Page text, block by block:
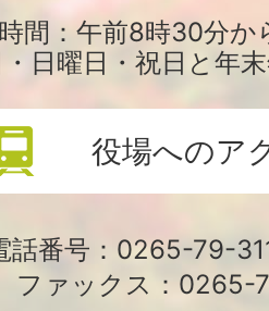
場
間：午前8時30分か
・日曜日・祝日と年
役場へのア
話番号：0265-79-
ファックス：0265-